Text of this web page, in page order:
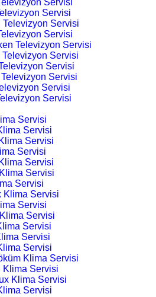
Servisi
Televizyon Servisi
Servisi
Televizyon Servisi
Televizyon Servisi
Servisi
Servisi
Servisi
Servisi
Servisi
Servisi
Servisi
Servisi
Servisi
Servisi
Servisi
Klima Servisi
Servisi
Servisi
Servisi
Servisi
Servisi
Klima Servisi
Klima Servisi
Klima Servisi
Servisi